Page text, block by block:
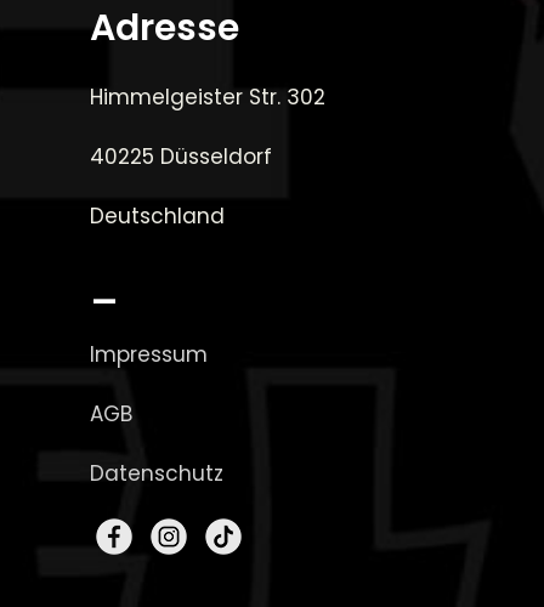
Adresse
Himmelgeister Str. 302
40225 Düsseldorf
Deutschland
_
Impressum
AGB
Datenschutz